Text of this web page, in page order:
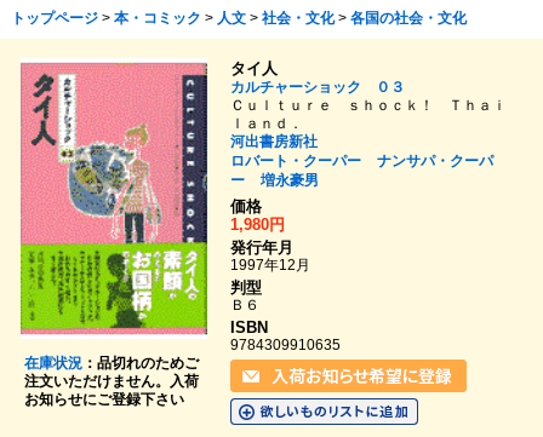
トップページ> 本・コミック > 人文> 社会・文化> 各国の社会・文化
在庫状況：品切れのためご
注文いただけません。入荷
お知らせにご登録下さい
タイ人
カルチャーショック ０３
Ｃｕｌｔｕｒｅ ｓｈｏｃｋ！ Ｔｈａｉ
ｌａｎｄ．
河出書房新社
ロバート・クーパー
ナンサパ・クーパ
ー
増永豪男
価格
1,980円
発行年月
1997年12月
判型
Ｂ６
ISBN
9784309910635